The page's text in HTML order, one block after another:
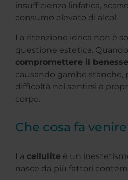
insufficienza linfatica,
consumo elevato di alcol.
La ritenzione idrica non è
questione estetica.
compromettere il
causando gambe stanche,
difficoltà nel sentirsi a
corpo.
Che cosa fa
La cellulite è un
nasce da più fattori